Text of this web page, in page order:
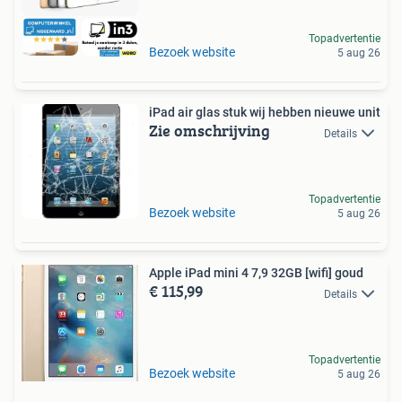
Bezoek website
Topadvertentie
5 aug 26
iPad air glas stuk wij hebben nieuwe unit
Zie omschrijving Details
Bezoek website
Topadvertentie
5 aug 26
Apple iPad mini 4 7,9 32GB [wifi] goud
€ 115,99 Details
Bezoek website
Topadvertentie
5 aug 26